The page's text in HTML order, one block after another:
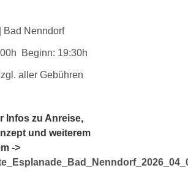
Bad Nenndorf
Beginn: 19:30h
aller Gebühren
Infos zu Anreise,
und weiterem
->